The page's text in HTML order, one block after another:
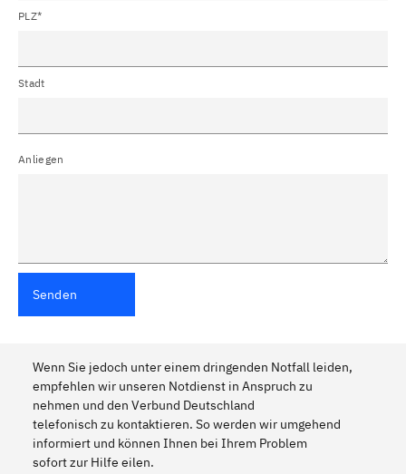
PLZ*
Stadt
Anliegen
Senden
Wenn Sie jedoch unter einem dringenden Notfall leiden,
empfehlen wir unseren Notdienst in Anspruch zu
nehmen und den Verbund Deutschland
telefonisch zu kontaktieren. So werden wir umgehend
informiert und können Ihnen bei Ihrem Problem
sofort zur Hilfe eilen.